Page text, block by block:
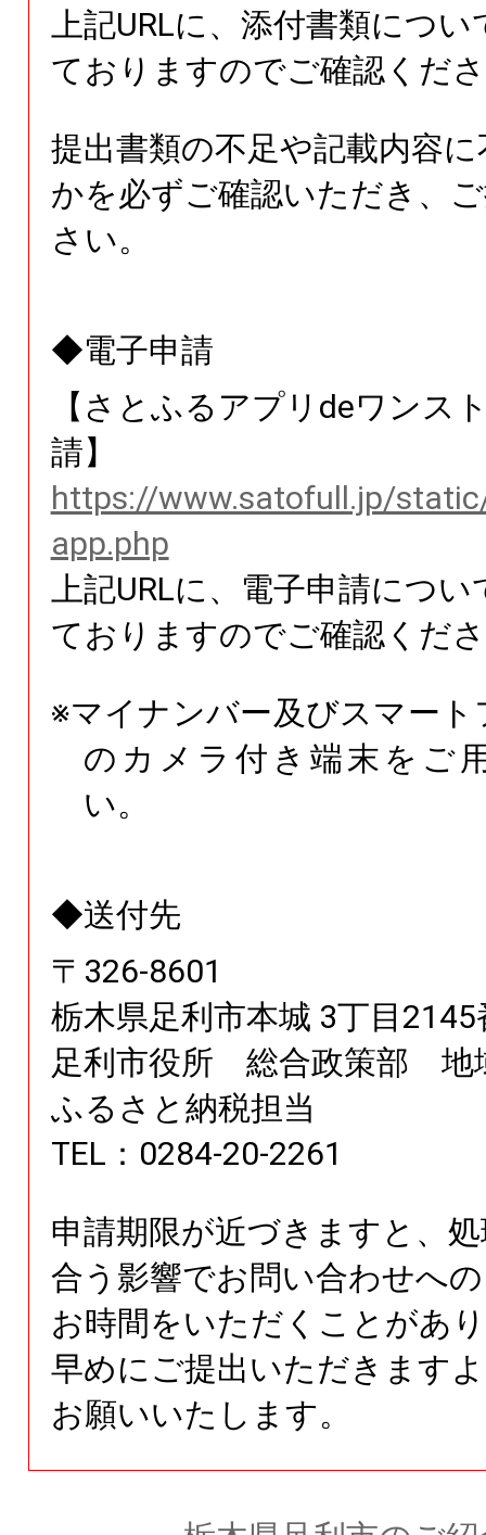
上記URLに、添付書類につい
ておりますのでご確認くだ
提出書類の不足や記載内容
かを必ずご確認いただき、
さい。
◆電子申請
【さとふるアプリdeワンス
請】
https://www.satofull.jp/
app.php
上記URLに、電子申請につい
ておりますのでご確認くだ
※マイナンバー及びスマート
のカメラ付き端末をご
い。
◆送付先
〒 326-8601
栃木県足利市本城 3丁目2145
足利市役所 総合政策部
ふるさと納税担当
TEL：0284-20-2261
申請期限が近づきますと、
合う影響でお問い合わせへ
お時間をいただくことがあ
早めにご提出いただきます
お願いいたします。